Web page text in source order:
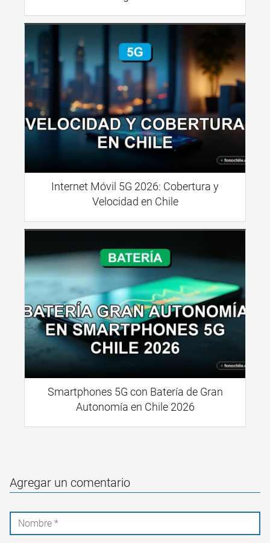
Internet Móvil 5G 2026: Cobertura y
Velocidad en Chile
Smartphones 5G con Batería de Gran
Autonomía en Chile 2026
Agregar un comentario